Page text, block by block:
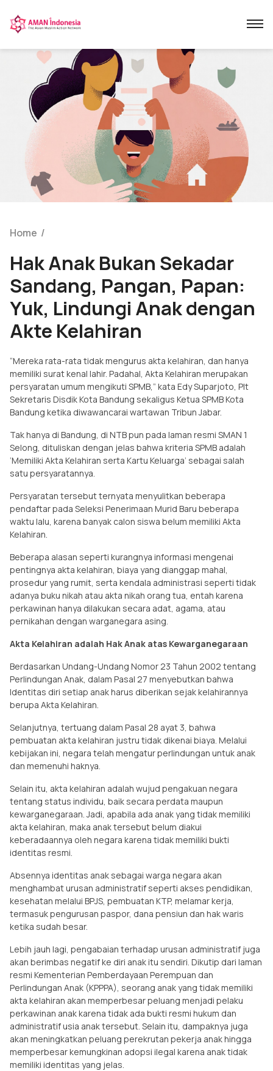
Home /
Hak Anak Bukan Sekadar
Sandang, Pangan, Papan:
Yuk, Lindungi Anak dengan
Akte Kelahiran
“Mereka rata-rata tidak mengurus akta kelahiran, dan hanya
memiliki surat kenal lahir. Padahal, Akta Kelahiran merupakan
persyaratan umum mengikuti SPMB,” kata Edy Suparjoto, Plt
Sekretaris Disdik Kota Bandung sekaligus Ketua SPMB Kota
Bandung ketika diwawancarai wartawan Tribun Jabar.
Tak hanya di Bandung, di NTB pun pada laman resmi SMAN 1
Selong, dituliskan dengan jelas bahwa kriteria SPMB adalah
‘Memiliki Akta Kelahiran serta Kartu Keluarga’ sebagai salah
satu persyaratannya.
Persyaratan tersebut ternyata menyulitkan beberapa
pendaftar pada Seleksi Penerimaan Murid Baru beberapa
waktu lalu, karena banyak calon siswa belum memiliki Akta
Kelahiran.
Beberapa alasan seperti kurangnya informasi mengenai
pentingnya akta kelahiran, biaya yang dianggap mahal,
prosedur yang rumit, serta kendala administrasi seperti tidak
adanya buku nikah atau akta nikah orang tua, entah karena
perkawinan hanya dilakukan secara adat, agama, atau
pernikahan dengan warganegara asing.
Akta Kelahiran adalah Hak Anak atas Kewarganegaraan
Berdasarkan Undang-Undang Nomor 23 Tahun 2002 tentang
Perlindungan Anak, dalam Pasal 27 menyebutkan bahwa
Identitas diri setiap anak harus diberikan sejak kelahirannya
berupa Akta Kelahiran.
Selanjutnya, tertuang dalam Pasal 28 ayat 3, bahwa
pembuatan akta kelahiran justru tidak dikenai biaya. Melalui
kebijakan ini, negara telah mengatur perlindungan untuk anak
dan memenuhi haknya.
Selain itu, akta kelahiran adalah wujud pengakuan negara
tentang status individu, baik secara perdata maupun
kewarganegaraan. Jadi, apabila ada anak yang tidak memiliki
akta kelahiran, maka anak tersebut belum diakui
keberadaannya oleh negara karena tidak memiliki bukti
identitas resmi.
Absennya identitas anak sebagai warga negara akan
menghambat urusan administratif seperti akses pendidikan,
kesehatan melalui BPJS, pembuatan KTP, melamar kerja,
termasuk pengurusan paspor, dana pensiun dan hak waris
ketika sudah besar.
Lebih jauh lagi, pengabaian terhadap urusan administratif juga
akan berimbas negatif ke diri anak itu sendiri. Dikutip dari laman
resmi Kementerian Pemberdayaan Perempuan dan
Perlindungan Anak (KPPPA), seorang anak yang tidak memiliki
akta kelahiran akan memperbesar peluang menjadi pelaku
perkawinan anak karena tidak ada bukti resmi hukum dan
administratif usia anak tersebut. Selain itu, dampaknya juga
akan meningkatkan peluang perekrutan pekerja anak hingga
memperbesar kemungkinan adopsi ilegal karena anak tidak
memiliki identitas yang jelas.